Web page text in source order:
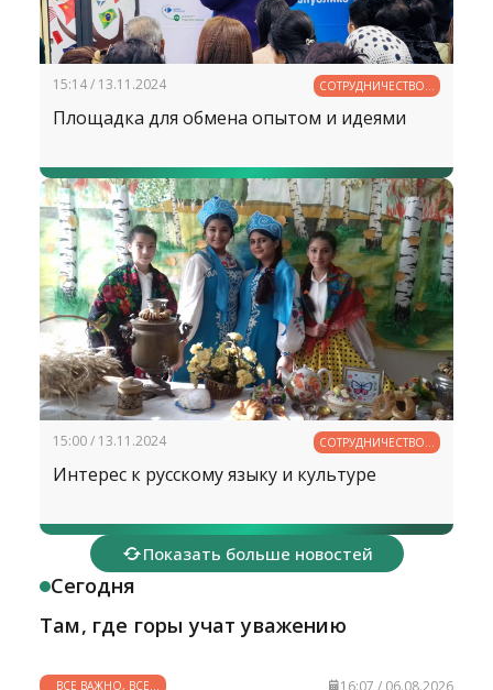
15:14 / 13.11.2024
СОТРУДНИЧЕСТВО В
ОБРАЗОВАНИИ
Площадка для обмена опытом и идеями
15:00 / 13.11.2024
СОТРУДНИЧЕСТВО В
ОБРАЗОВАНИИ
Интерес к русскому языку и культуре
Показать больше новостей
Сегодня
Там, где горы учат уважению
ВСЕ ВАЖНО, ВСЕ 16:07 / 06.08.2026